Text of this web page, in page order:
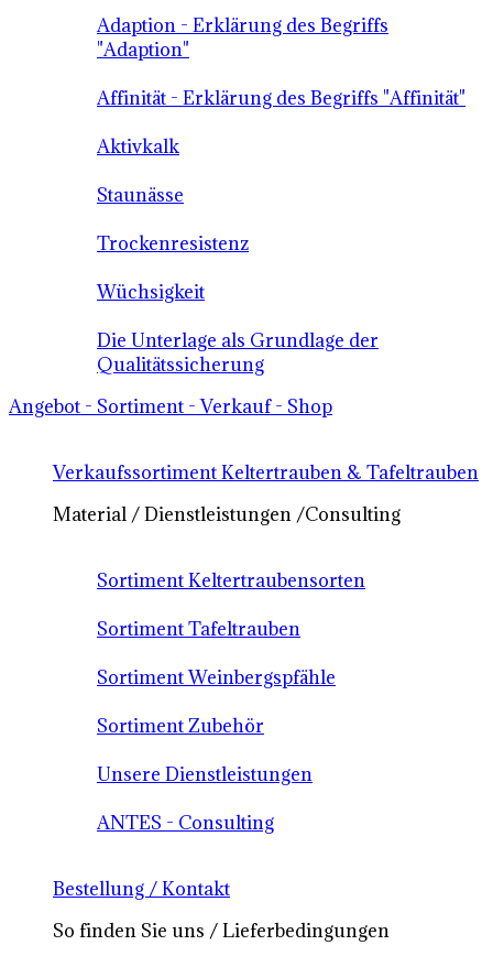
Adaption - Erklärung des Begriffs
"Adaption"
Affinität - Erklärung des Begriffs "Affinität"
Aktivkalk
Staunässe
Trockenresistenz
Wüchsigkeit
Die Unterlage als Grundlage der
Qualitätssicherung
Angebot - Sortiment - Verkauf - Shop
Verkaufssortiment Keltertrauben & Tafeltrauben
Material / Dienstleistungen /Consulting
Sortiment Keltertraubensorten
Sortiment Tafeltrauben
Sortiment Weinbergspfähle
Sortiment Zubehör
Unsere Dienstleistungen
ANTES - Consulting
Bestellung / Kontakt
So finden Sie uns / Lieferbedingungen